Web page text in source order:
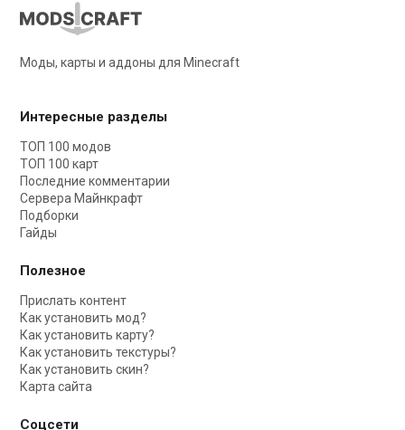
Моды, карты и аддоны для Minecraft
Интересные разделы
ТОП 100 модов
ТОП 100 карт
Последние комментарии
Сервера Майнкрафт
Подборки
Гайды
Полезное
Прислать контент
Как установить мод?
Как установить карту?
Как установить текстуры?
Как установить скин?
Карта сайта
Соцсети